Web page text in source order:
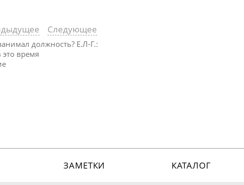
Следующее
должность? Е.Л-Г.:
время
ЗАМЕТКИ КАТАЛОГ